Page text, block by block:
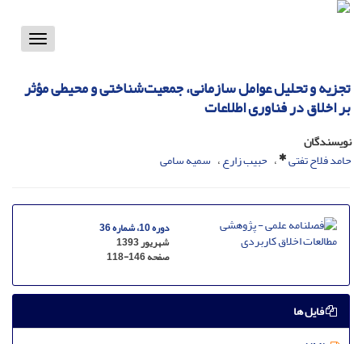
Toggle
تجزیه و تحلیل عوامل سازمانی، جمعیت‌شناختی و محیطی مؤثر
بر اخلاق در فناوری اطلاعات
نویسندگان
حامد فلاح تفتی
حبیب زارع سمیه سامی
دوره 10، شماره 36
شهریور 1393
صفحه118-146
فایل ها